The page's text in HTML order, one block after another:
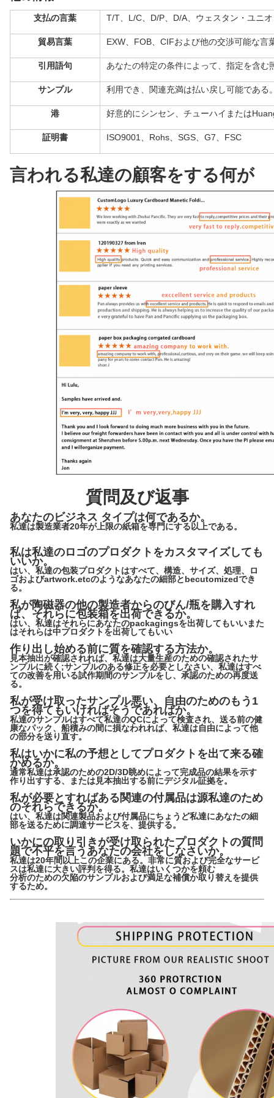
支払の言葉 T/T、L/C、D/P、D/A、ウェスタン・ユニ
貿易言葉 EXW、FOB、CIFおよび他の交渉可能な言
引用語句 あなたの特定の条件によって、 指定を含む
サンプル 利用でき、関連充満は払い戻し可能である
港 好意的にシンセン、チューハイまたは
証明書 ISO9001、Rohs、SGS、G7、FSC
言われる私達の顧客をする何が
質問及び返事
あなたのビジネス タイプは何であるか。
私達は製造業者20年が上限の紙箱を専門にする以上である。
私は私達のロゴのプロダクトをカスタマイズしても
いいか。
はい、私達の包装プロダクトはすべて、構造、サイズ、処理、ロ
ゴおよびartwork.etcのようなあなたの細部とbecutomizedでき
る。
私が陶磁器の他の製造者からのびん/瓶を購入すれ
ば、それらに包装箱を出荷できるか。
はい、私達はそれらにあなたのpackagingsを出荷してもいいまた
はそれらは中プロダクトを出荷してもいい
作り出し始める前に質を確認する方法か。
見本抽出が確認されれば、私達は大量生産のための確認されたサ
ンプルに続く;サンプルのある修正を必要としなさい、私達はすべ
ての改善を用いる試作期間のサンプルをし、承認のための再度送
る。
私が受け取ったサンプル悪い、自由のためのもう1
つを得てもいければそうであればか。
私達のサンプルはすべて私達のQCによって検査され、送る前の健
康なパック、船積みの間に損なわれれば、私達は自由によって他
の部分を送り直す。
私はいかに私の予想としてプロダクトを出て来る確
かめるか。
通常私達は承認のための2D/3D眺めによって完成品の結果を示す
作り出すする、または見本抽出する前にデジタル証拠を。
私が必要とすればある関連の付属品は源私達のため
のそれらできるか。
はい、私達は関連製品および付属品にちょうど私達にあなたの細
部を送るために調達サービスを、提供する。
いかにの取り引きが受け取られたプロダクトの質問
題で不平を言うあなたの会社をしなさいか。
私達は20年間以上この企業にある。非常に質および完全なサービ
スは私達に大きい評判を得る。私達はいくつかを頼む
分析のための欠陥のサンプルおよび満足な補償か取り替えを提供
するため。